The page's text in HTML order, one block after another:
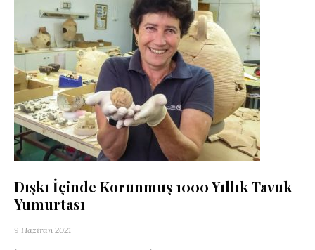
Dışkı İçinde Korunmuş 1000 Yıllık Tavuk
Yumurtası
9 Haziran 2021